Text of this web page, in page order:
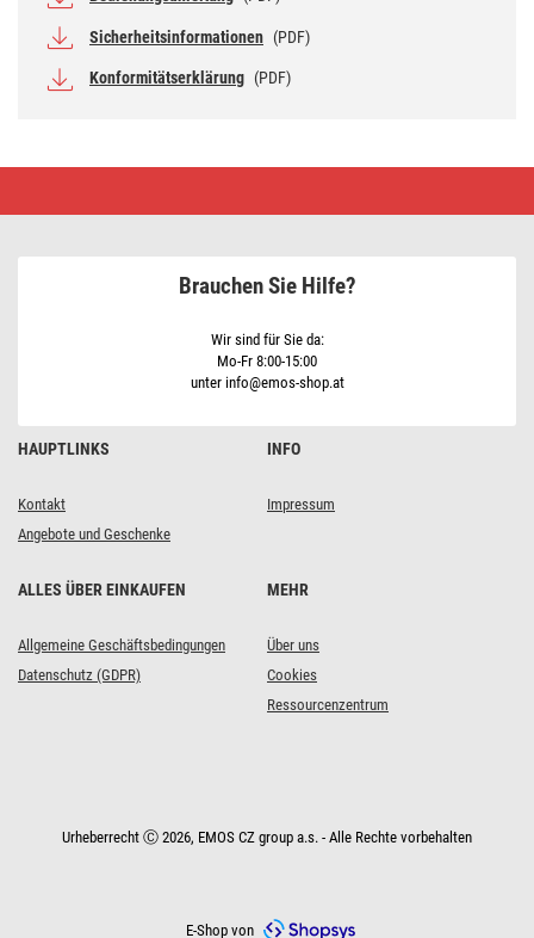
Sicherheitsinformationen (PDF)
Konformitätserklärung (PDF)
HAUPTLINKS
Kontakt
Angebote und Geschenke
INFO
Impressum
ALLES ÜBER EINKAUFEN
Allgemeine Geschäftsbedingungen
Datenschutz (GDPR)
MEHR
Über uns
Cookies
Ressourcenzentrum
Brauchen Sie Hilfe?
Wir sind für Sie da:
Mo-Fr 8:00-15:00
unter info@emos-shop.at
Urheberrecht Ⓒ 2026, EMOS CZ group a.s. - Alle Rechte vorbehalten
E-Shop von